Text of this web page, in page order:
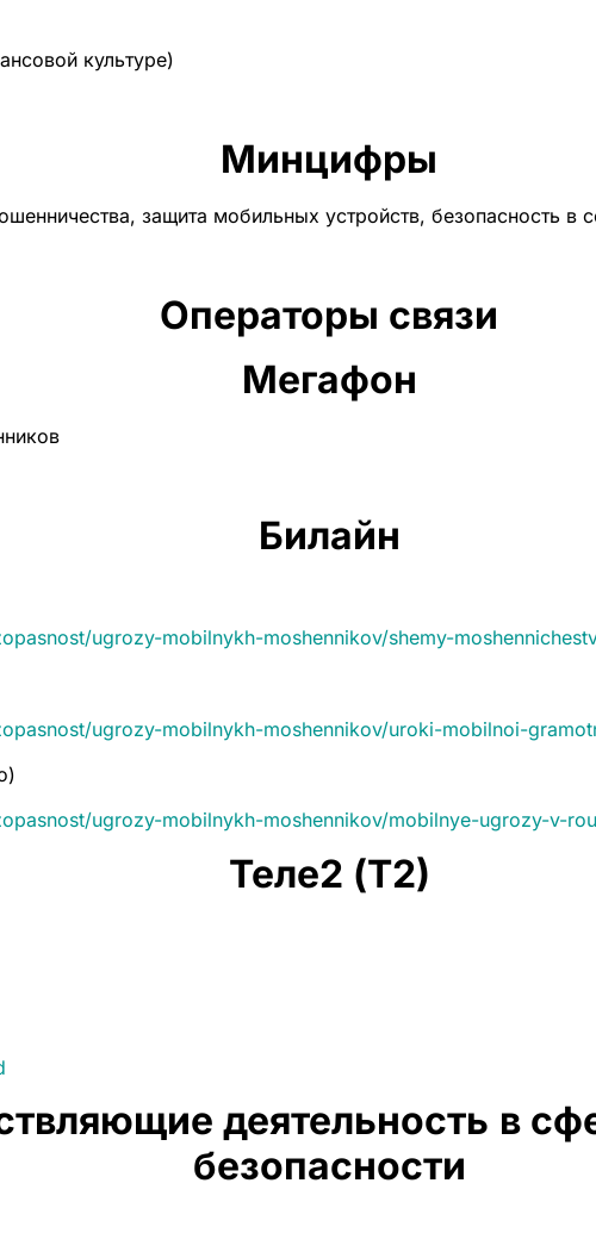
культуре)
Минцифры
защита мобильных устройств, безопасность в
Операторы связи
Мегафон
Билайн
ugrozy-mobilnykh-moshennikov/shemy-
ugrozy-mobilnykh-moshennikov/uroki-mobilnoi-
ugrozy-mobilnykh-moshennikov/mobilnye-ugrozy-v-
Теле2 (Т2)
деятельность в
безопасности